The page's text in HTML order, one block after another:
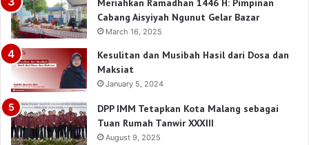
Cabang Aisyiyah Ngunut Gelar Bazar
March 16, 2025
Kesulitan dan Musibah Hasil dari Dosa dan
Maksiat
January 5, 2024
DPP IMM Tetapkan Kota Malang sebagai
Tuan Rumah Tanwir XXXIII
August 9, 2025